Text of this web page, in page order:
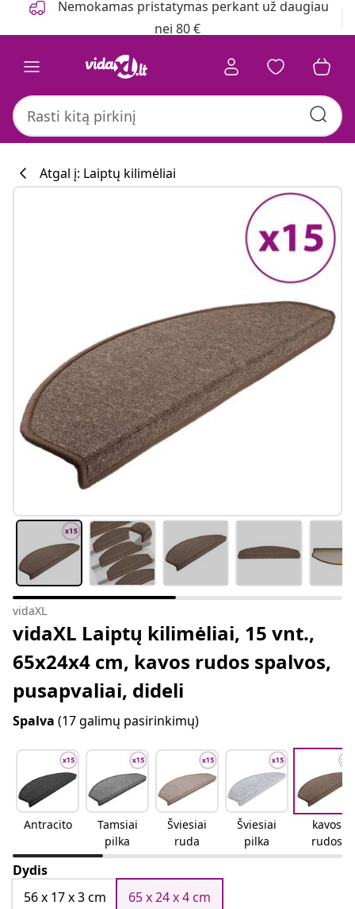
Nemokamas pristatymas perkant už daugiau
nei 80 €
Atgal į: Laiptų kilimėliai
vidaXL
vidaXL Laiptų kilimėliai, 15 vnt.,
65x24x4 cm, kavos rudos spalvos,
pusapvaliai, dideli
Spalva (17 galimų pasirinkimų)
Antracito
Tamsiai
pilka
Šviesiai
ruda
Šviesiai
pilka
kavos
rudos
spalvos
Dydis
56 x 17 x 3 cm
65 x 24 x 4 cm